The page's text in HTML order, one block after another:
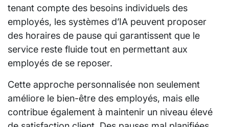
tenant compte des besoins individuels des
employés, les systèmes d’IA peuvent proposer
des horaires de pause qui garantissent que le
service reste fluide tout en permettant aux
employés de se reposer.
Cette approche personnalisée non seulement
améliore le bien-être des employés, mais elle
contribue également à maintenir un niveau élevé